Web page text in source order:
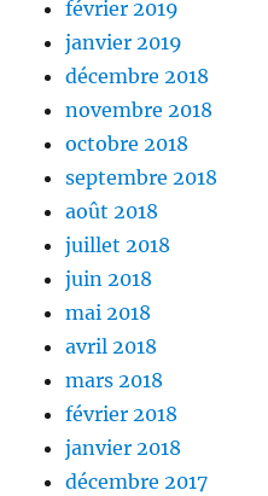
février 2019
janvier 2019
décembre 2018
novembre 2018
octobre 2018
septembre 2018
août 2018
juillet 2018
juin 2018
mai 2018
avril 2018
mars 2018
février 2018
janvier 2018
décembre 2017